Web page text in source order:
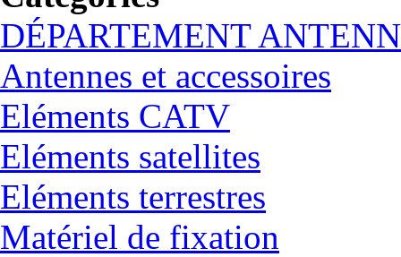
DÉPARTEMENT
Antennes et accessoires
Eléments CATV
Eléments satellites
Eléments terrestres
Matériel de fixation